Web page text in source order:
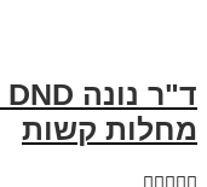
מחלות קשות